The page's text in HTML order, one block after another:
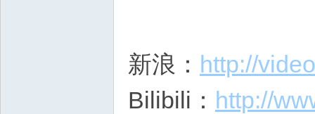
新浪： http://
Bilibili： http://